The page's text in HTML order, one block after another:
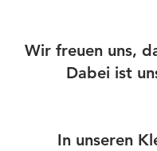
Wir freuen uns,
Dabei ist
In unseren